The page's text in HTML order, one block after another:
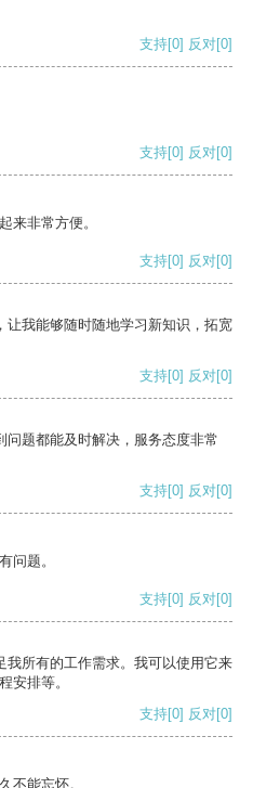
支持[0] 反对[0]
支持[0] 反对[0]
来非常方便。
支持[0] 反对[0]
让我能够随时随地学习新知识，拓宽
支持[0] 反对[0]
题都能及时解决，服务态度非常
支持[0] 反对[0]
问题。
支持[0] 反对[0]
我所有的工作需求。我可以使用它来
安排等。
支持[0] 反对[0]
不能忘怀。